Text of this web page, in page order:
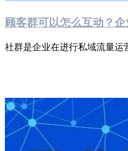
顾客群可以怎么互动？
社群是企业在进行私域流量